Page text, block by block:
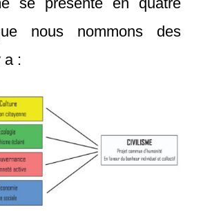
nous nommons des
a :